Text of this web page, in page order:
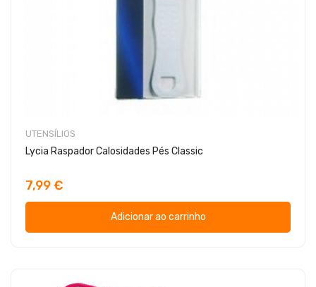
UTENSÍLIOS
Lycia Raspador Calosidades Pés Classic
7,99 €
Adicionar ao carrinho